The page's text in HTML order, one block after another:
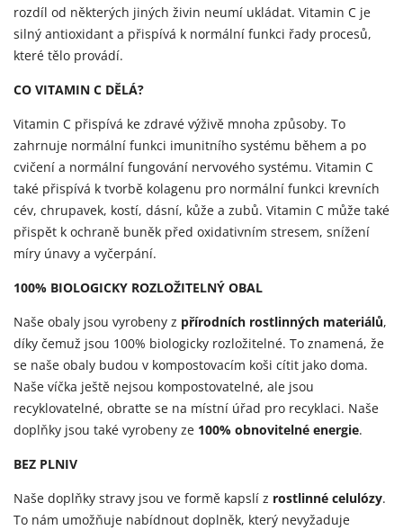
rozdíl od některých jiných živin neumí ukládat. Vitamin C je
silný antioxidant a přispívá k normální funkci řady procesů,
které tělo provádí.
CO VITAMIN C DĚLÁ?
Vitamin C přispívá ke zdravé výživě mnoha způsoby. To
zahrnuje normální funkci imunitního systému během a po
cvičení a normální fungování nervového systému. Vitamin C
také přispívá k tvorbě kolagenu pro normální funkci krevních
cév, chrupavek, kostí, dásní, kůže a zubů. Vitamin C může také
přispět k ochraně buněk před oxidativním stresem, snížení
míry únavy a vyčerpání.
100% BIOLOGICKY ROZLOŽITELNÝ OBAL
Naše obaly jsou vyrobeny z přírodních rostlinných materiálů,
díky čemuž jsou 100% biologicky rozložitelné. To znamená, že
se naše obaly budou v kompostovacím koši cítit jako doma.
Naše víčka ještě nejsou kompostovatelné, ale jsou
recyklovatelné, obraťte se na místní úřad pro recyklaci. Naše
doplňky jsou také vyrobeny ze 100% obnovitelné energie.
BEZ PLNIV
Naše doplňky stravy jsou ve formě kapslí z rostlinné celulózy.
To nám umožňuje nabídnout doplněk, který nevyžaduje